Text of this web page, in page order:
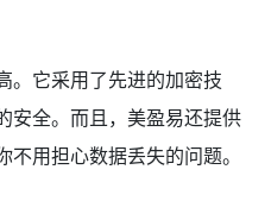
。它采用了先进的加密技
安全。而且，美盈易还提供
用担心数据丢失的问题。